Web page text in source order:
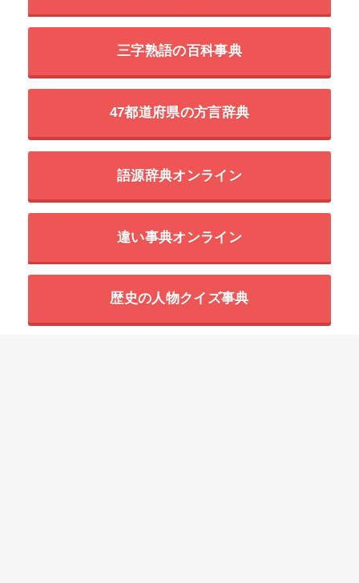
三字熟語の百科事典
47都道府県の方言辞典
語源辞典オンライン
違い事典オンライン
歴史の人物クイズ事典